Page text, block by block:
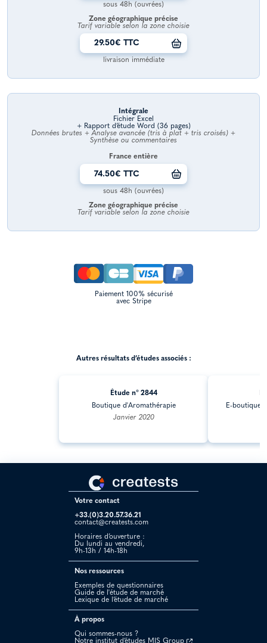
sous 48h (ouvrées)
Zone géographique précise
Tarif variable selon la zone choisie
29.50€ TTC
livraison immédiate
Intégrale
Fichier Excel
+ Rapport d’étude Word (36 pages)
Données brutes + Analyse avancée (tris à plat + tris croisés) +
Synthèse ou commentaires
France entière
74.50€ TTC
sous 48h (ouvrées)
Zone géographique précise
Tarif variable selon la zone choisie
Paiement 100% sécurisé
avec Stripe
Autres résultats d’études associés :
Étude n° 2844
Boutique d'Aromathérapie
Janvier 2020
E-boutique
Votre contact
+33.(0)3.20.57.36.21
contact@creatests.com
Horaires d’ouverture :
Du lundi au vendredi,
9h-13h / 14h-18h
Nos ressources
Exemples de questionnaires
Guide de l'étude de marché
Lexique de l’étude de marché
À propos
Qui sommes-nous ?
Notre institut d’études MIS Group